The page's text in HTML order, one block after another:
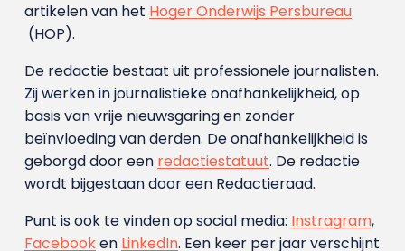
artikelen van het Hoger Onderwijs Persbureau
(HOP).
De redactie bestaat uit professionele journalisten.
Zij werken in journalistieke onafhankelijkheid, op
basis van vrije nieuwsgaring en zonder
beïnvloeding van derden. De onafhankelijkheid is
geborgd door een redactiestatuut. De redactie
wordt bijgestaan door een Redactieraad.
Punt is ook te vinden op social media: Instragram,
Facebooken LinkedIn. Een keer per jaar verschijnt